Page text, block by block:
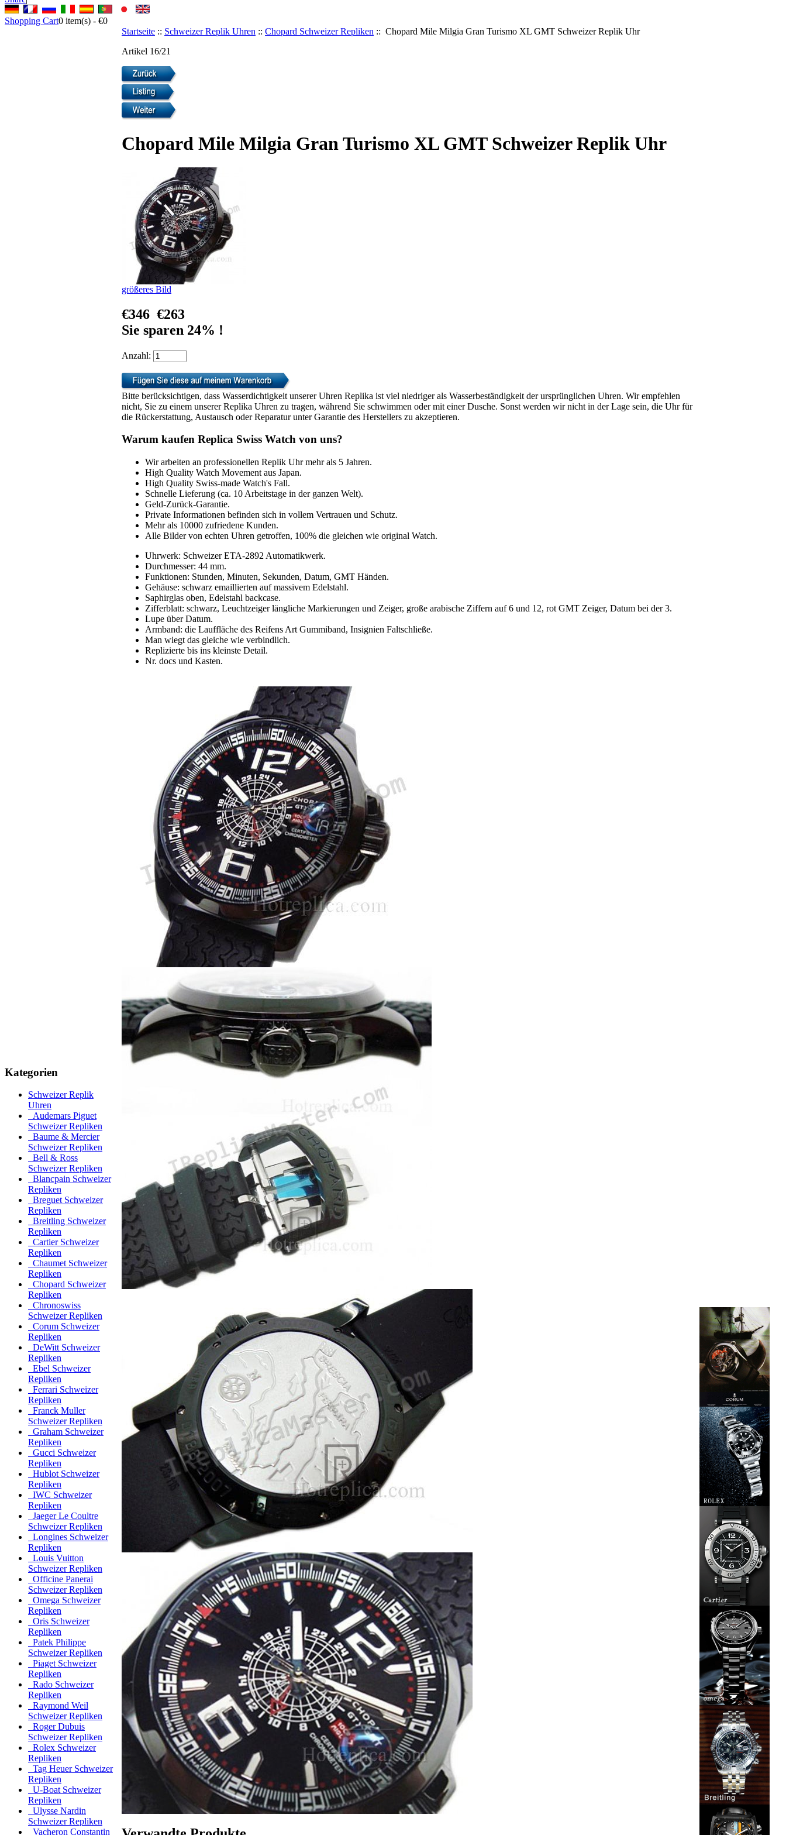
Shopping Cart0 item(s) - €0
Kategorien
Schweizer Replik
Uhren
Audemars Piguet
Schweizer Repliken
Baume & Mercier
Schweizer Repliken
Bell & Ross
Schweizer Repliken
Blancpain Schweizer
Repliken
Breguet Schweizer
Repliken
Breitling Schweizer
Repliken
Cartier Schweizer
Repliken
Chaumet Schweizer
Repliken
Chopard Schweizer
Repliken
Chronoswiss
Schweizer Repliken
Corum Schweizer
Repliken
DeWitt Schweizer
Repliken
Ebel Schweizer
Repliken
Ferrari Schweizer
Repliken
Franck Muller
Schweizer Repliken
Graham Schweizer
Repliken
Gucci Schweizer
Repliken
Hublot Schweizer
Repliken
IWC Schweizer
Repliken
Jaeger Le Coultre
Schweizer Repliken
Longines Schweizer
Repliken
Louis Vuitton
Schweizer Repliken
Officine Panerai
Schweizer Repliken
Omega Schweizer
Repliken
Oris Schweizer
Repliken
Patek Philippe
Schweizer Repliken
Piaget Schweizer
Repliken
Rado Schweizer
Repliken
Raymond Weil
Schweizer Repliken
Roger Dubuis
Schweizer Repliken
Rolex Schweizer
Repliken
Tag Heuer Schweizer
Repliken
U-Boat Schweizer
Repliken
Ulysse Nardin
Schweizer Repliken
Vacheron Constantin
Startseite :: Schweizer Replik Uhren :: Chopard Schweizer Repliken :: Chopard Mile Milgia Gran Turismo XL GMT Schweizer Replik Uhr
Artikel 16/21
Chopard Mile Milgia Gran Turismo XL GMT Schweizer Replik Uhr
größeres Bild
€346 €263
Sie sparen 24% !
Anzahl:
Bitte berücksichtigen, dass Wasserdichtigkeit unserer Uhren Replika ist viel niedriger als Wasserbeständigkeit der ursprünglichen Uhren. Wir empfehlen
nicht, Sie zu einem unserer Replika Uhren zu tragen, während Sie schwimmen oder mit einer Dusche. Sonst werden wir nicht in der Lage sein, die Uhr für
die Rückerstattung, Austausch oder Reparatur unter Garantie des Herstellers zu akzeptieren.
Warum kaufen Replica Swiss Watch von uns?
Wir arbeiten an professionellen Replik Uhr mehr als 5 Jahren.
High Quality Watch Movement aus Japan.
High Quality Swiss-made Watch's Fall.
Schnelle Lieferung (ca. 10 Arbeitstage in der ganzen Welt).
Geld-Zurück-Garantie.
Private Informationen befinden sich in vollem Vertrauen und Schutz.
Mehr als 10000 zufriedene Kunden.
Alle Bilder von echten Uhren getroffen, 100% die gleichen wie original Watch.
Uhrwerk: Schweizer ETA-2892 Automatikwerk.
Durchmesser: 44 mm.
Funktionen: Stunden, Minuten, Sekunden, Datum, GMT Händen.
Gehäuse: schwarz emaillierten auf massivem Edelstahl.
Saphirglas oben, Edelstahl backcase.
Zifferblatt: schwarz, Leuchtzeiger längliche Markierungen und Zeiger, große arabische Ziffern auf 6 und 12, rot GMT Zeiger, Datum bei der 3.
Lupe über Datum.
Armband: die Lauffläche des Reifens Art Gummiband, Insignien Faltschließe.
Man wiegt das gleiche wie verbindlich.
Replizierte bis ins kleinste Detail.
Nr. docs und Kasten.